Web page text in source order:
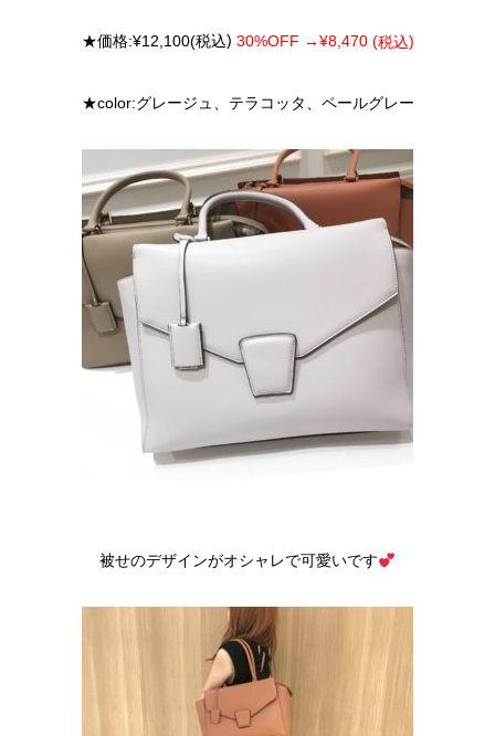
★価格:¥12,100(税込) 30%OFF →¥8,470 (税込)
★color:グレージュ、テラコッタ、ペールグレー
被せのデザインがオシャレで可愛いです